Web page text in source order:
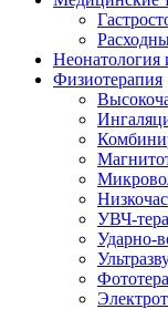
Неонатология
Физиотерапия
УВЧ-
Ударно-